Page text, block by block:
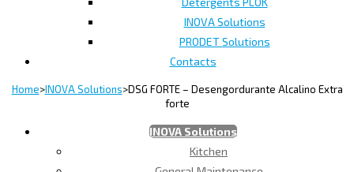
INOVA Solutions
PRODET Solutions
Contacts
Home>INOVA Solutions>DSG FORTE – Desengordurante Alcalino Extra
forte
INOVA Solutions
Kitchen